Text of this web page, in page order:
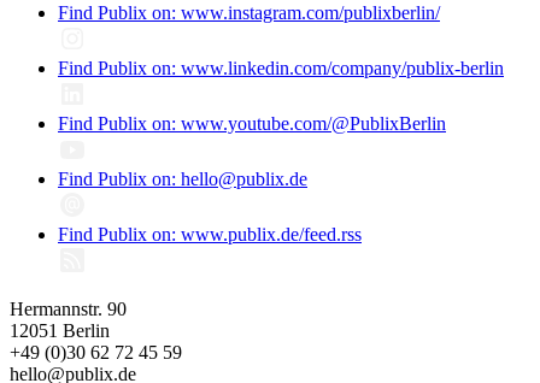
Find Publix on: www.instagram.com/publixberlin/
Find Publix on: www.linkedin.com/company/publix-berlin
Find Publix on: www.youtube.com/@PublixBerlin
Find Publix on: hello@publix.de
Find Publix on: www.publix.de/feed.rss
Hermannstr. 90
12051 Berlin
+49 (0)30 62 72 45 59
hello@publix.de